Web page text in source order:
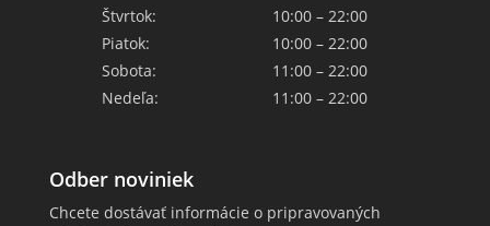
Štvrtok:
10:00 – 22:00
Piatok:
10:00 – 22:00
Sobota:
11:00 – 22:00
Nedeľa:
11:00 – 22:00
Odber noviniek
Chcete dostávať informácie o pripravovaných